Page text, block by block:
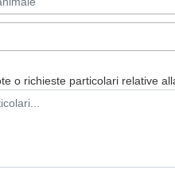
o richieste particolari relative